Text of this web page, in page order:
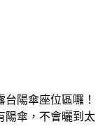
陽傘座位區囉！
陽傘，不會曬到太